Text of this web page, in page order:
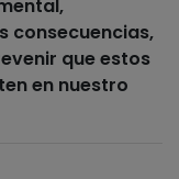
consecuencias,
que estos
en nuestro